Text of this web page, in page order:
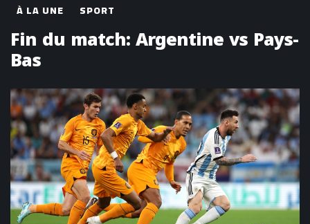
À LA UNE SPORT
Fin du match: Argentine vs Pays-
Bas